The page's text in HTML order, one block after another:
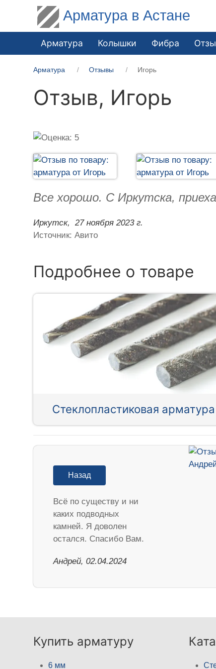
Арматура в Астане
Арматура Колышки Фибра
Арматура Отзывы Игорь
Отзыв, Игорь
Все хорошо. С Иркутска,
Иркутск,
27 ноября 2023 г.
Источник: Авито
Подробнее о товаре
Стеклопластиковая арматура
Назад
Всё по существу и ни
каких подводных
камней. Я доволен
остался. Спасибо Вам.
Андрей, 02.04.2024
Купить арматуру
6 мм